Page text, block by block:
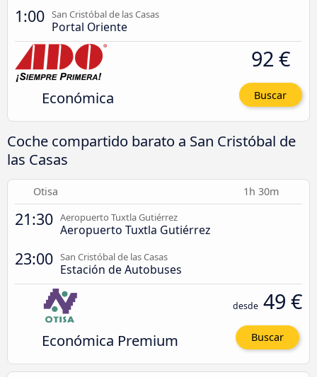
1:00 San Cristóbal de las Casas
Portal Oriente
Económica
92 €
Buscar
Coche compartido barato a San Cristóbal de
las Casas
Otisa 1h 30m
21:30 Aeropuerto Tuxtla Gutiérrez
Aeropuerto Tuxtla Gutiérrez
23:00 San Cristóbal de las Casas
Estación de Autobuses
Económica Premium
desde 49 €
Buscar